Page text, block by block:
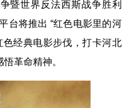
暨世界反法西斯战争胜利
台将推出 “红色电影里的河
色经典电影步伐，打卡河北
革命精神。